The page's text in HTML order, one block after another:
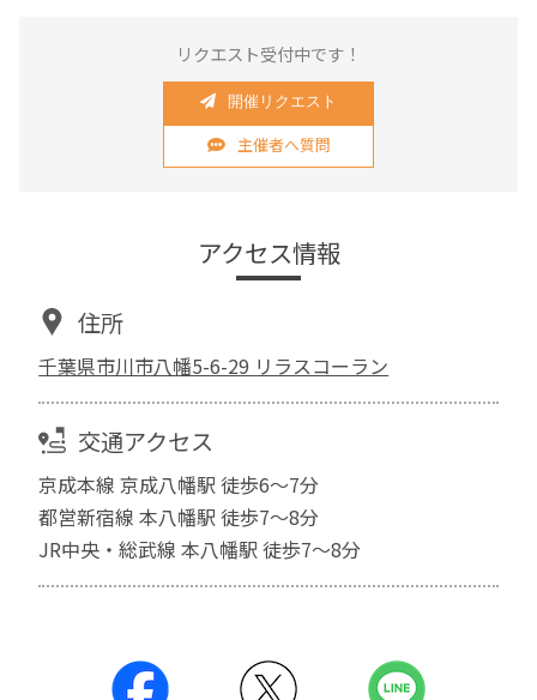
リクエスト受付中です！
開催リクエスト
主催者へ質問
アクセス情報
住所
千葉県市川市八幡5-6-29 リラスコーラン
交通アクセス
京成本線 京成八幡駅 徒歩6〜7分
都営新宿線 本八幡駅 徒歩7〜8分
JR中央・総武線 本八幡駅 徒歩7〜8分